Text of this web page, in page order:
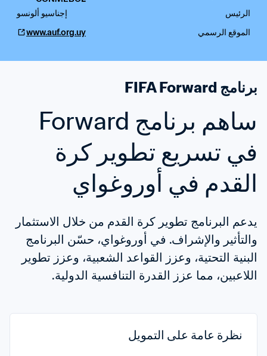
الرئيس
إجناسيو ألونسو
الموقع الرسمي
www.auf.org.uy
برنامج FIFA Forward
القدم في أوروغواي
اللاعبين، مما عزز القدرة التنافسية الدولية.
نظرة عامة على التمويل